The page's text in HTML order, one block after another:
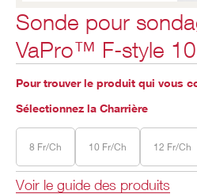
Sonde pour
VaPro™ F-style
Pour trouver le produit qui vous
Sélectionnez la Charrière
8 Fr/Ch 10 Fr/Ch 12 Fr/Ch
Voir le guide des produits